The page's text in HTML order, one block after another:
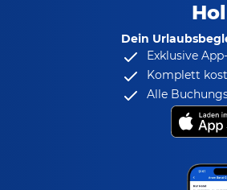
Dein
Exklusive
Komplett
Alle